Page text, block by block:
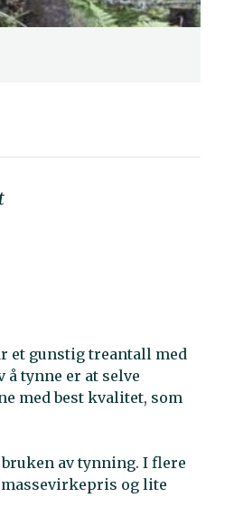
et gunstig treantall med
tynne er at selve
med best kvalitet, som
av tynning. I flere
og lite